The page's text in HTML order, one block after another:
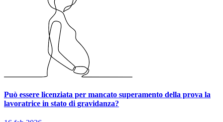
Può essere licenziata per mancato superamento della prova la
lavoratrice in stato di gravidanza?